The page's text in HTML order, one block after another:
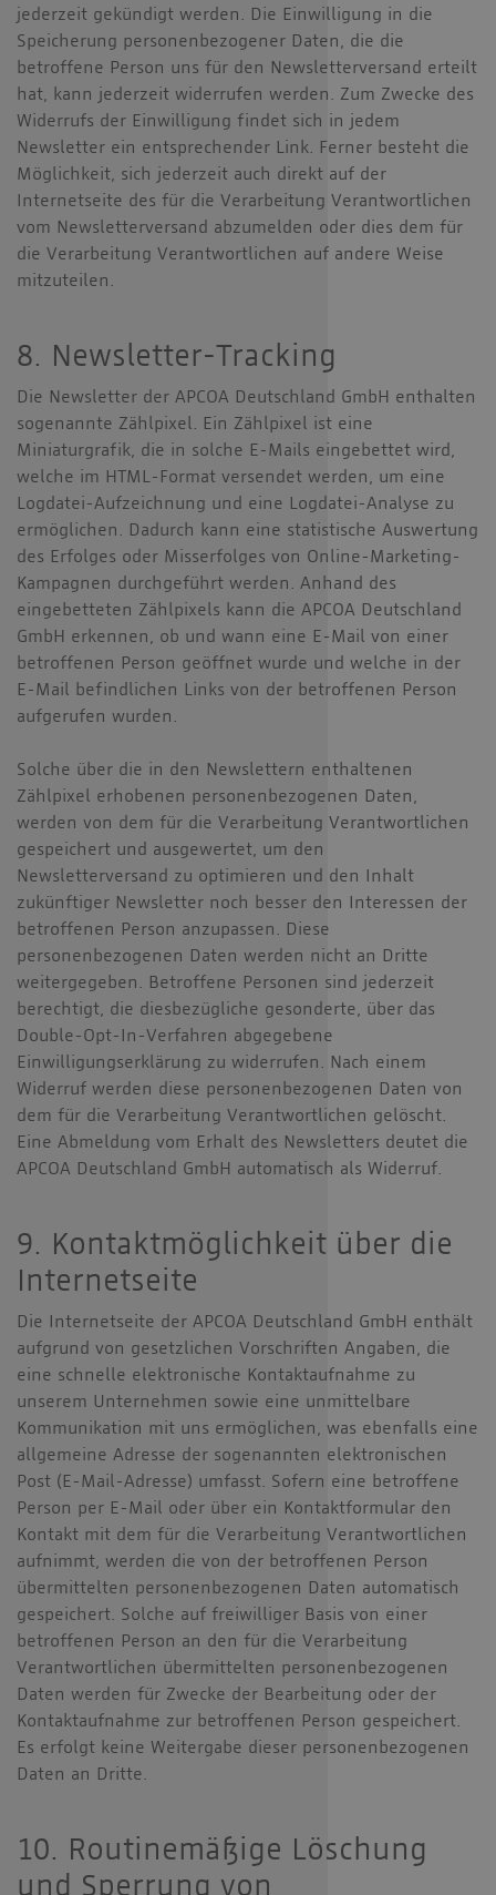
jederzeit gekündigt werden. Die Einwilligung in die
Speicherung personenbezogener Daten, die die
betroffene Person uns für den Newsletterversand erteilt
hat, kann jederzeit widerrufen werden. Zum Zwecke des
Widerrufs der Einwilligung findet sich in jedem
Newsletter ein entsprechender Link. Ferner besteht die
Möglichkeit, sich jederzeit auch direkt auf der
Internetseite des für die Verarbeitung Verantwortlichen
vom Newsletterversand abzumelden oder dies dem für
die Verarbeitung Verantwortlichen auf andere Weise
mitzuteilen.
8. Newsletter-Tracking
Die Newsletter der APCOA Deutschland GmbH enthalten
sogenannte Zählpixel. Ein Zählpixel ist eine
Miniaturgrafik, die in solche E-Mails eingebettet wird,
welche im HTML-Format versendet werden, um eine
Logdatei-Aufzeichnung und eine Logdatei-Analyse zu
ermöglichen. Dadurch kann eine statistische Auswertung
des Erfolges oder Misserfolges von Online-Marketing-
Kampagnen durchgeführt werden. Anhand des
eingebetteten Zählpixels kann die APCOA Deutschland
GmbH erkennen, ob und wann eine E-Mail von einer
betroffenen Person geöffnet wurde und welche in der
E-Mail befindlichen Links von der betroffenen Person
aufgerufen wurden.
Solche über die in den Newslettern enthaltenen
Zählpixel erhobenen personenbezogenen Daten,
werden von dem für die Verarbeitung Verantwortlichen
gespeichert und ausgewertet, um den
Newsletterversand zu optimieren und den Inhalt
zukünftiger Newsletter noch besser den Interessen der
betroffenen Person anzupassen. Diese
personenbezogenen Daten werden nicht an Dritte
weitergegeben. Betroffene Personen sind jederzeit
berechtigt, die diesbezügliche gesonderte, über das
Double-Opt-In-Verfahren abgegebene
Einwilligungserklärung zu widerrufen. Nach einem
Widerruf werden diese personenbezogenen Daten von
dem für die Verarbeitung Verantwortlichen gelöscht.
Eine Abmeldung vom Erhalt des Newsletters deutet die
APCOA Deutschland GmbH automatisch als Widerruf.
9. Kontaktmöglichkeit über die
Internetseite
Die Internetseite der APCOA Deutschland GmbH enthält
aufgrund von gesetzlichen Vorschriften Angaben, die
eine schnelle elektronische Kontaktaufnahme zu
unserem Unternehmen sowie eine unmittelbare
Kommunikation mit uns ermöglichen, was ebenfalls eine
allgemeine Adresse der sogenannten elektronischen
Post (E-Mail-Adresse) umfasst. Sofern eine betroffene
Person per E-Mail oder über ein Kontaktformular den
Kontakt mit dem für die Verarbeitung Verantwortlichen
aufnimmt, werden die von der betroffenen Person
übermittelten personenbezogenen Daten automatisch
gespeichert. Solche auf freiwilliger Basis von einer
betroffenen Person an den für die Verarbeitung
Verantwortlichen übermittelten personenbezogenen
Daten werden für Zwecke der Bearbeitung oder der
Kontaktaufnahme zur betroffenen Person gespeichert.
Es erfolgt keine Weitergabe dieser personenbezogenen
Daten an Dritte.
10. Routinemäßige Löschung
und Sperrung von